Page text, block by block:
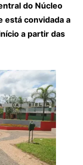
do Núcleo
está convidada a
a partir das